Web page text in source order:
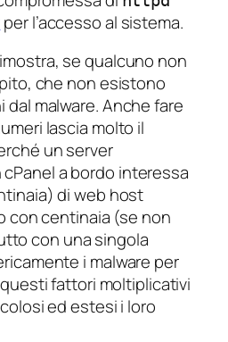
per l’accesso al sistema.
se qualcuno non
che non esistono
malware. Anche fare
lascia molto il
un server
a bordo interessa
di web host
con centinaia (se non
con una singola
i malware per
fattori moltiplicativi
ed estesi i loro